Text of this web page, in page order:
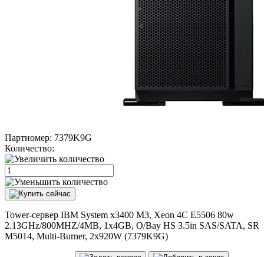
Партномер: 7379K9G
Количество:
Tower-сервер IBM System x3400 M3, Xeon 4C E5506 80w
2.13GHz/800MHZ/4MB, 1x4GB, O/Bay HS 3.5in SAS/SATA, SR
M5014, Multi-Burner, 2x920W (7379K9G)